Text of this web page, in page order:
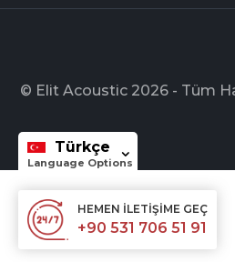
HEMEN İLETIŞIME GEÇ
+90 531 706 51 91
Türkçe
© Elit Acoustic 2026 - Tüm